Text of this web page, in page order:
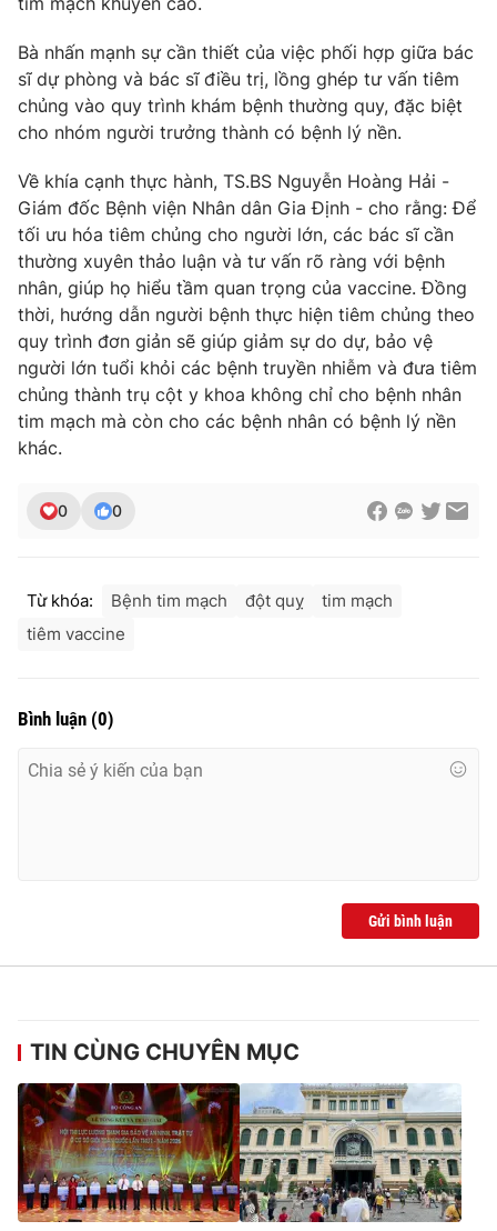
Ðiện thoại Thời báo VTV:024.66 897 897
Email: toasoan@vtv.vn
Liên hệ quảng cáo:024-7300.7108
® Cấm sao chép dưới mọi hình thức nếu không có sự chấp
thuận bằng văn bản. Ghi rõ nguồn VTV.vn khi phát hành lại
thông tin từ website này.
Bà nhấn mạnh sự cần thiết của việc phối hợp giữa bác
sĩ dự phòng và bác sĩ điều trị, lồng ghép tư vấn tiêm
chủng vào quy trình khám bệnh thường quy, đặc biệt
cho nhóm người trưởng thành có bệnh lý nền.
Về khía cạnh thực hành, TS.BS Nguyễn Hoàng Hải -
Giám đốc Bệnh viện Nhân dân Gia Định - cho rằng: Để
tối ưu hóa tiêm chủng cho người lớn, các bác sĩ cần
thường xuyên thảo luận và tư vấn rõ ràng với bệnh
nhân, giúp họ hiểu tầm quan trọng của vaccine. Đồng
thời, hướng dẫn người bệnh thực hiện tiêm chủng theo
quy trình đơn giản sẽ giúp giảm sự do dự, bảo vệ
người lớn tuổi khỏi các bệnh truyền nhiễm và đưa tiêm
chủng thành trụ cột y khoa không chỉ cho bệnh nhân
tim mạch mà còn cho các bệnh nhân có bệnh lý nền
khác.
0 0
Từ khóa: Bệnh tim mạch đột quỵ
tim mạch
tiêm vaccine
Bình luận (0)
Gửi bình luận
TIN CÙNG CHUYÊN MỤC